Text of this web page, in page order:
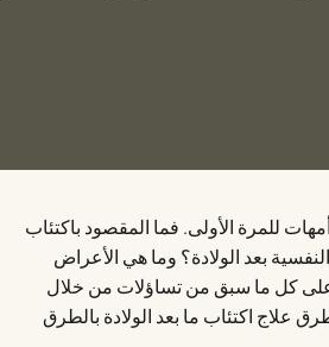
واحدة من ضمن 10 سيدات أصبحوا أمهات للمرة الأولى. فما المقصود باكتئاب
بعد الولادة؟ وما هي الأعراض
على كل ما سبق من تساؤلات من خلال
علاج اكتئاب ما بعد الولادة بالطرق